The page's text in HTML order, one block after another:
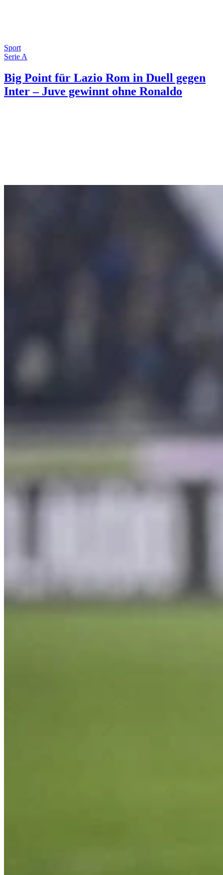
Sport
Serie A
Big Point für Lazio Rom in Duell gegen
Inter – Juve gewinnt ohne Ronaldo